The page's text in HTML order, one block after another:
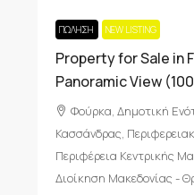
ΠΏΛΗΣΗ NEW LISTING
Property for Sale in
Panoramic View
Φούρκα, Δημοτική
Κασσάνδρας,
Περιφέρεια Κεντρικής
Διοίκηση Μακεδονίας -